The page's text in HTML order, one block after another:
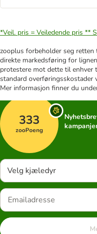
*Veil. pris = Veiledende pris **
zooplus forbeholder seg
direkte markedsføring for
protestere mot dette til enhver
standard overføringsskostader
Mer informasjon finner du
333
zooPoeng
Velg kjæledyr